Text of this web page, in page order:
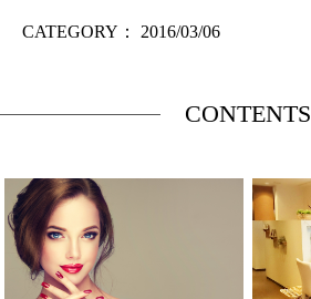
CATEGORY： 2016/03/06
CONTENTS